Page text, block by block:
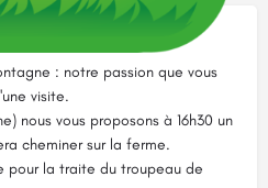
: notre passion que vous
visite.
nous vous proposons à 16h30 un
cheminer sur la ferme.
pour la traite du troupeau de